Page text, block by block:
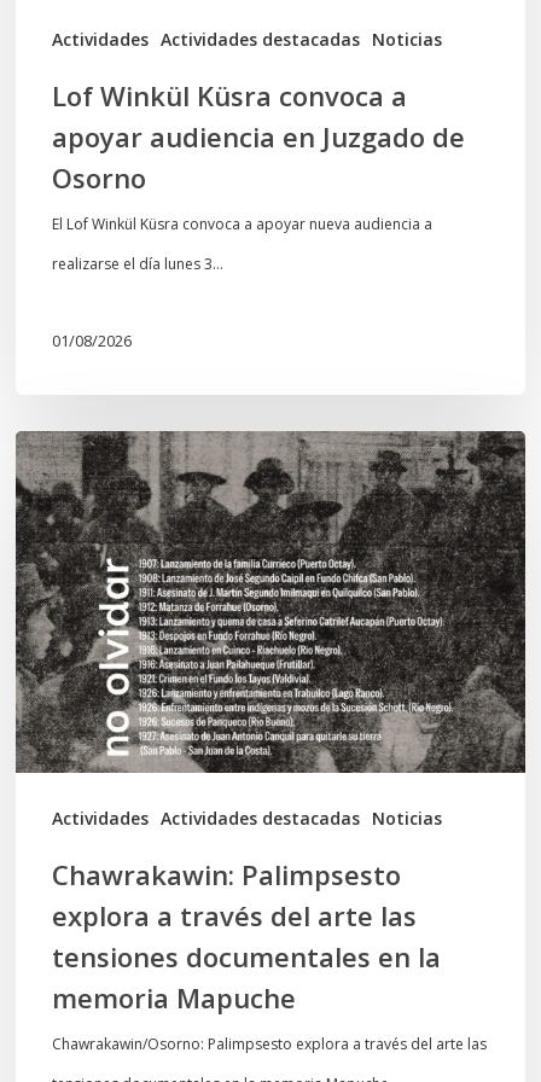
Actividades Actividades destacadas Noticias
Lof Winkül Küsra convoca a
apoyar audiencia en Juzgado de
Osorno
El Lof Winkül Küsra convoca a apoyar nueva audiencia a
realizarse el día lunes 3…
01/08/2026
Actividades Actividades destacadas Noticias
Chawrakawin:
Palimpsesto
explora
a
través
del
arte
las
tensiones
documentales
memoria
Mapuche
Chawrakawin: Palimpsesto
explora a través del arte las
tensiones documentales en la
memoria Mapuche
Chawrakawin/Osorno: Palimpsesto explora a través del arte las